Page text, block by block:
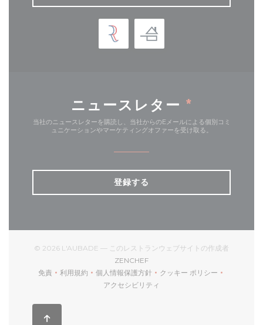
ニュースレター *
当社のニュースレターを購読し、当社からのEメールによる個別コミ
ュニケーションやマーケティングオファーを受け取る。
登録する
© 2026 L'AUBADE — このレストランウェブサイトの作成者
ZENCHEF((新しいウィンドウで開きます))
免責
((新しいウィンドウで開きます))
利用規約
((新しいウィンドウで開きます))
個人情報保護方針
((新しいウィンドウで開きます))
クッキー ポリシー
((新しいウィンドウで
アクセシビリティ
((新しいウィンドウで開きます))